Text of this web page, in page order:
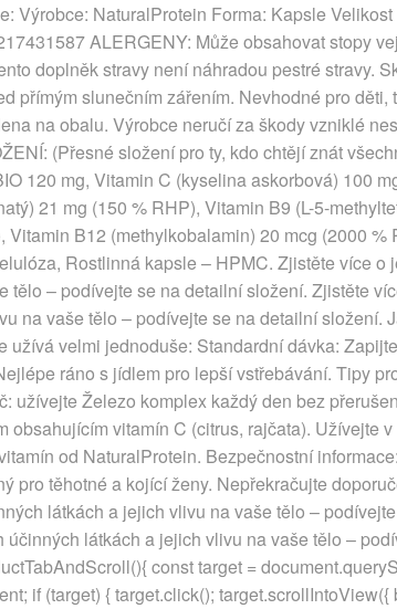
Výrobce: NaturalProtein Forma: Kapsle
ALERGENY: Může obsahovat stopy
doplněk stravy není náhradou pestré stravy.
přímým slunečním zářením. Nevhodné pro
na obalu. Výrobce neručí za škody vzniklé
(Přesné složení pro ty, kdo chtějí znát
120 mg, Vitamin C (kyselina askorbová) 100
21 mg (150 % RHP), Vitamin B9 (L-5-
Vitamin B12 (methylkobalamin) 20 mcg (2000
Rostlinná kapsle – HPMC. Zjistěte více o
tělo – podívejte se na detailní složení. Zjistěte
na vaše tělo – podívejte se na detailní složení.
užívá velmi jednoduše: Standardní dávka:
ráno s jídlem pro lepší vstřebávání. Tipy
užívejte Železo komplex každý den bez
obsahujícím vitamín C (citrus, rajčata). Užívejte
od NaturalProtein. Bezpečnostní
pro těhotné a kojící ženy. Nepřekračujte
látkách a jejich vlivu na vaše tělo –
účinných látkách a jejich vlivu na vaše tělo –
const target =
if (target) { target.click();